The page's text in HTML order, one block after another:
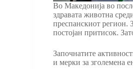
Во Македонија во
здравата животна
преспанскиот регион.
постојан притисок.
Започнатите
и мерки за зголемена